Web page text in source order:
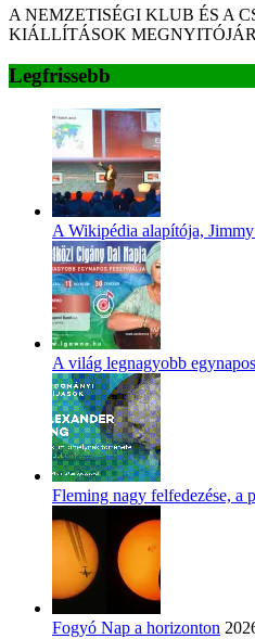
A NEMZETISÉGI KLUB ÉS A
KIÁLLÍTÁSOK
Legfrissebb
A Wikipédia alapítója,
A világ legnagyobb
Fleming nagy felfedezése, a
Fogyó Nap a horizonton